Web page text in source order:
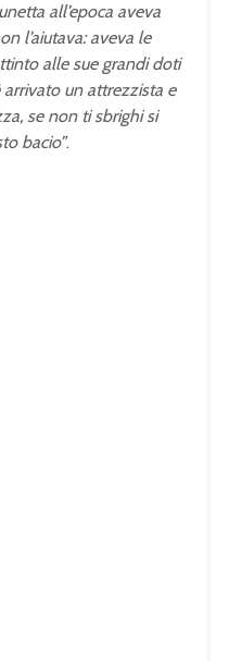
all’epoca aveva
l’aiutava: aveva le
alle sue grandi doti
un attrezzista e
se non ti sbrighi si
bacio”.